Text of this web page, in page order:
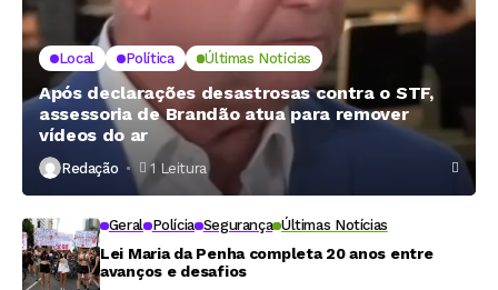
Local Política Últimas Notícias
Após declarações desastrosas contra o STF,
assessoria de Brandão atua para remover
vídeos do ar
Redação 1 Leitura
Geral Polícia Segurança Últimas Notícias
Lei Maria da Penha completa 20 anos entre
avanços e desafios